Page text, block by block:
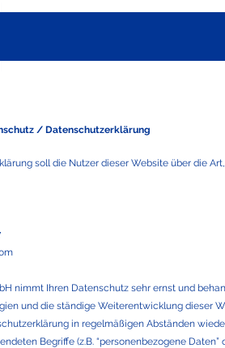
/ Datenschutzerklärung
soll die Nutzer dieser Website über die
nimmt Ihren Datenschutz sehr ernst und
und die ständige Weiterentwicklung dieser
in regelmäßigen Abständen
Begriffe (z.B. “personenbezogene Daten”